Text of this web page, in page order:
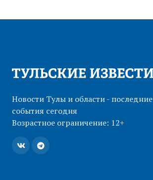
Новости Тулы и области - последние
события сегодня
Возрастное ограничение: 12+